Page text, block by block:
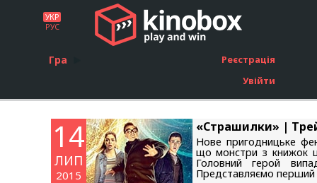
УКР
РУС
Гра
Реєстрація
Увійти
14
ЛИП
2015
«Страшилки» |
Нове пригодницьке
що монстри з книжок
Головний герой
Представляємо